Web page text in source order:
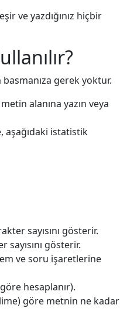
ve yazdığınız hiçbir
gerek yoktur.
alanına yazın veya
aşağıdaki istatistik
sayısını gösterir.
gösterir.
ve soru işaretlerine
hesaplanır).
göre metnin ne kadar